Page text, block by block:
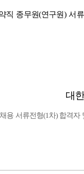
직 종무원(연구원)서
대
서류전형(1차) 합격자